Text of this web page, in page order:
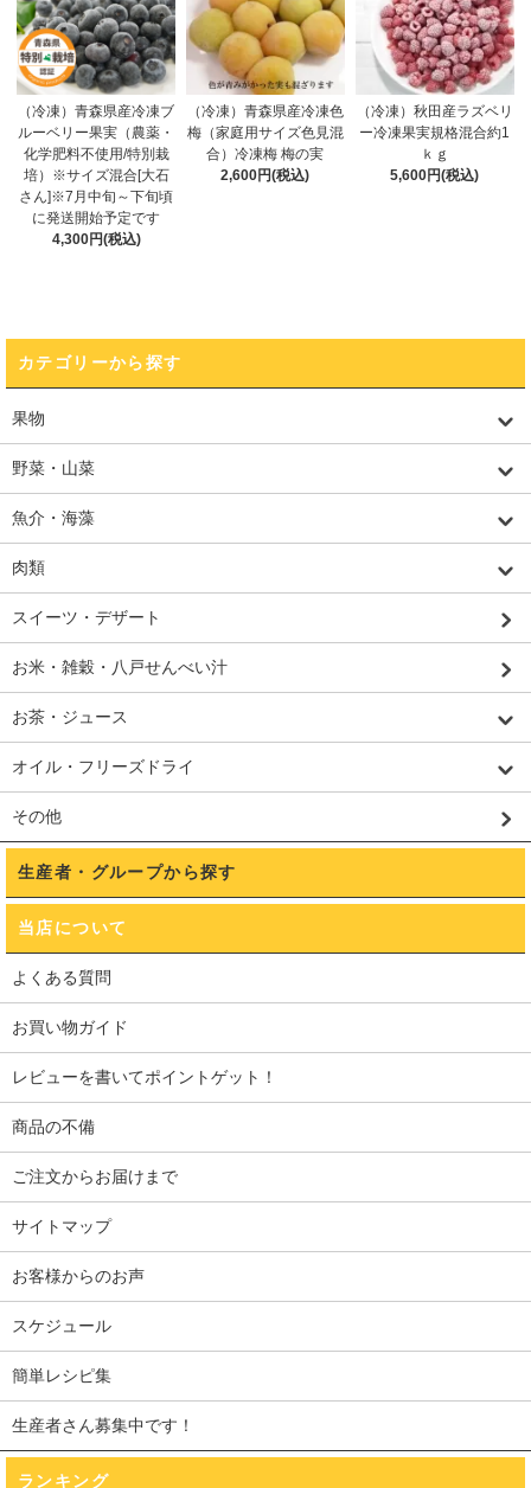
（冷凍）青森県産冷凍ブ
ルーベリー果実（農薬・
化学肥料不使用/特別栽
培）※サイズ混合[大石
さん]※7月中旬～下旬頃
に発送開始予定です
4,300円(税込)
（冷凍）青森県産冷凍色
梅（家庭用サイズ色見混
合）冷凍梅 梅の実
2,600円(税込)
（冷凍）秋田産ラズベリ
ー冷凍果実規格混合約1
ｋｇ
5,600円(税込)
カテゴリーから探す
果物
野菜・山菜
魚介・海藻
肉類
スイーツ・デザート
お米・雑穀・八戸せんべい汁
お茶・ジュース
オイル・フリーズドライ
その他
生産者・グループから探す
当店について
よくある質問
お買い物ガイド
レビューを書いてポイントゲット！
商品の不備
ご注文からお届けまで
サイトマップ
お客様からのお声
スケジュール
簡単レシピ集
生産者さん募集中です！
ランキング